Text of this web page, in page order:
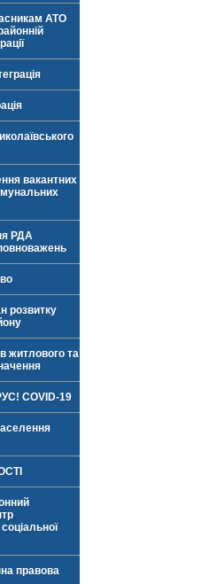
АТО
вакантних
РДА
розвитку
житлового та
COVID-19
правова